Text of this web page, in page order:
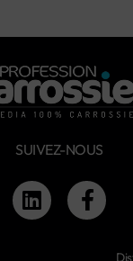
SUIVEZ-NOUS